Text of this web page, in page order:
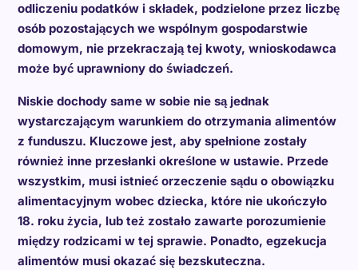
odliczeniu podatków i składek, podzielone przez liczbę
osób pozostających we wspólnym gospodarstwie
domowym, nie przekraczają tej kwoty, wnioskodawca
może być uprawniony do świadczeń.
Niskie dochody same w sobie nie są jednak
wystarczającym warunkiem do otrzymania alimentów
z funduszu. Kluczowe jest, aby spełnione zostały
również inne przesłanki określone w ustawie. Przede
wszystkim, musi istnieć orzeczenie sądu o obowiązku
alimentacyjnym wobec dziecka, które nie ukończyło
18. roku życia, lub też zostało zawarte porozumienie
między rodzicami w tej sprawie. Ponadto, egzekucja
alimentów musi okazać się bezskuteczna.